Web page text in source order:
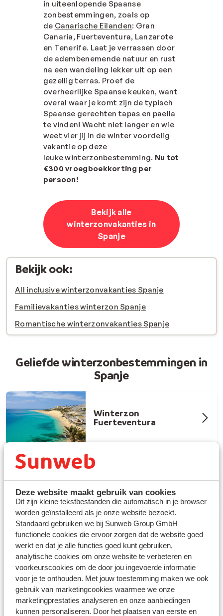
Deze website maakt gebruik van cookies
Dit zijn kleine tekstbestanden die automatisch in je browser
worden geïnstalleerd als je onze website bezoekt.
Standaard gebruiken we bij Sunweb Group GmbH
functionele cookies die ervoor zorgen dat de website goed
werkt en dat je alle functies goed kunt gebruiken,
analytische cookies om onze website te verbeteren en
voorkeurscookies om de door jou ingevoerde informatie
voor je te onthouden. Met jouw toestemming maken we ook
gebruik van marketingcookies waarmee we onze
marketingprestaties analyseren en onze aanbiedingen
kunnen personaliseren. Door het plaatsen van eerste en
in uiteenlopende Spaanse
zonbestemmingen, zoals op
de Canarische Eilanden: Gran
Canaria, Fuerteventura, Lanzarote
en Tenerife. Laat je verrassen door
de adembenemende natuur en rust
na een wandeling lekker uit op een
gezellig terras. Proef de
overheerlijke Spaanse keuken, want
overal waar je komt zijn de typisch
Spaanse gerechten tapas en paella
te vinden! Wacht niet langer en wie
weet vier jij in de winter voordelig
vakantie op deze
leukewinterzonbestemming. Nu tot
€300 vroegboekkorting per
persoon!
Bekijk alle
winterzonvakanties in
Spanje
Bekijk ook:
All inclusive winterzonvakanties Spanje
Familievakanties winterzon Spanje
Romantische winterzonvakanties Spanje
Geliefde winterzonbestemmingen in
Spanje
Winterzon
Fuerteventura
Winterzon Tenerife
Winterzon Lanzarote